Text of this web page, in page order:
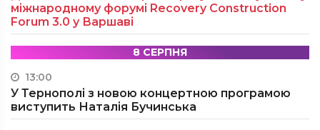
міжнародному форумі Recovery Construction
Forum 3.0 у Варшаві
8 СЕРПНЯ
13:00
У Тернополі з новою концертною програмою
виступить Наталія Бучинська